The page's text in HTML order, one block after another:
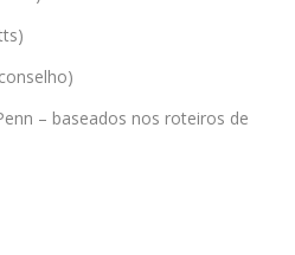
– baseados nos roteiros de